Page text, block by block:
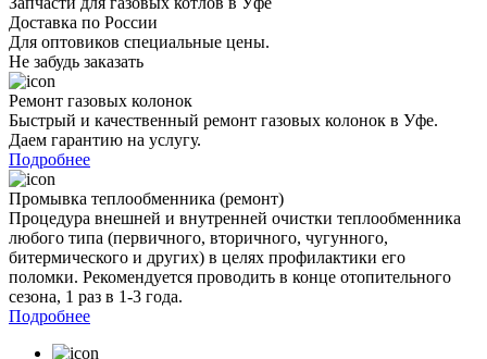
Доставка по России
Для оптовиков специальные цены.
Не забудь заказать
Ремонт газовых колонок
Быстрый и качественный ремонт газовых колонок в Уфе.
Даем гарантию на услугу.
Подробнее
Промывка теплообменника (ремонт)
Процедура внешней и внутренней очистки теплообменника
любого типа (первичного, вторичного, чугунного,
битермического и других) в целях профилактики его
поломки. Рекомендуется проводить в конце отопительного
сезона, 1 раз в 1-3 года.
Подробнее